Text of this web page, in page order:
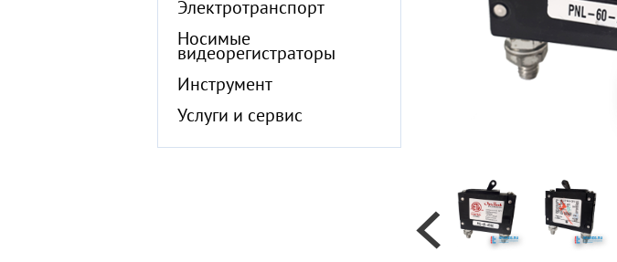
Электротранспорт
Носимые
видеорегистраторы
Инструмент
Услуги и сервис